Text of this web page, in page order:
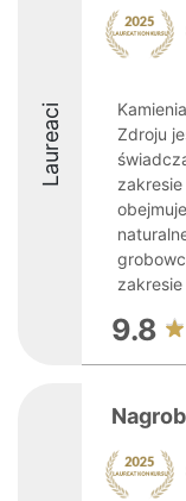
Laureaci
Zdroju
zakresie
9.8